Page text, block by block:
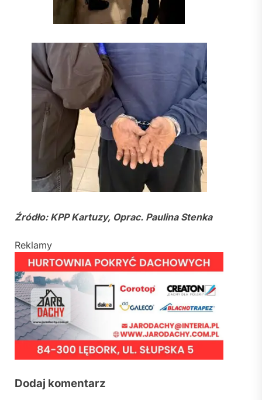
Źródło: KPP Kartuzy, Oprac. Paulina Stenka
Reklamy
Dodaj komentarz